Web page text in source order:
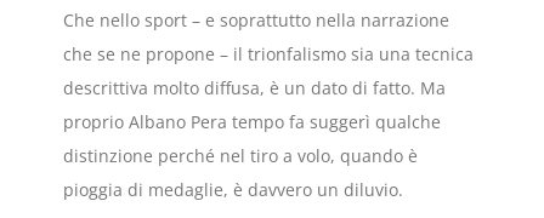
Che nello sport – e soprattutto nella narrazione
che se ne propone – il trionfalismo sia una tecnica
descrittiva molto diffusa, è un dato di fatto. Ma
proprio Albano Pera tempo fa suggerì qualche
distinzione perché nel tiro a volo, quando è
pioggia di medaglie, è davvero un diluvio.